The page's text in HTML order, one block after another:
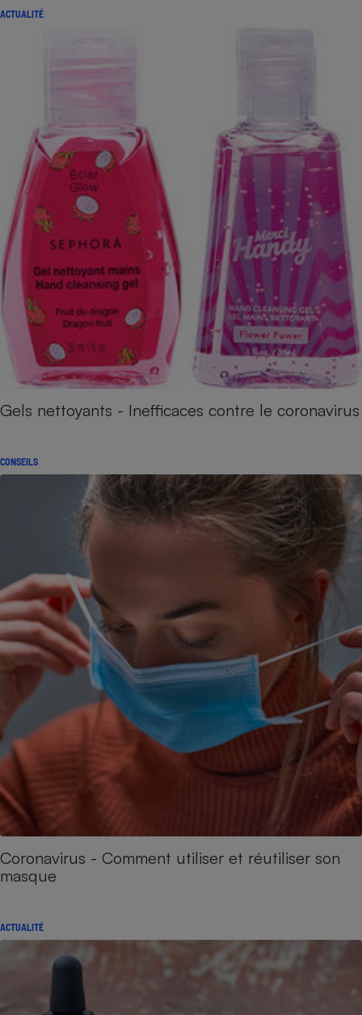
ACTUALITÉ
Gels nettoyants - Inefficaces contre le coronavirus
CONSEILS
Coronavirus - Comment utiliser et réutiliser son
masque
ACTUALITÉ